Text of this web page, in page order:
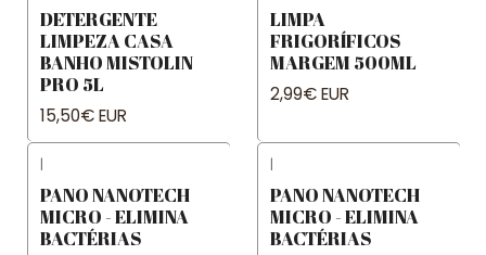
DETERGENTE
LIMPEZA CASA
BANHO MISTOLIN
PRO 5L
15,50€ EUR
LIMPA
FRIGORÍFICOS
MARGEM 500ML
2,99€ EUR
|
PANO NANOTECH
MICRO - ELIMINA
BACTÉRIAS
|
PANO NANOTECH
MICRO - ELIMINA
BACTÉRIAS